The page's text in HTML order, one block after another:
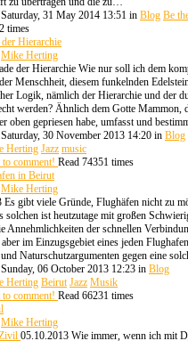
31 May 2014 13:51 in Blog Be
times
Hierarchie
Mike Herting
der Hierarchie Wie nur soll ich dem
Menschheit, diesem funkelnden
Logik, nämlich der Hierarchie und der
werden? Ähnlich dem Gotte Mammon,
oben gepriesen habe, umfasst und
30 November 2013 14:20 in Blog
Herting Jazz music
comment! Read 74351 times
in Beirut
Mike Herting
Es gibt viele Gründe, Flughäfen nicht zu
solchen ist heutzutage mit großen
Annehmlichkeiten der schnellen
im Einzugsgebiet eines jeden
Naturschutzargumenten gegen eine
06 October 2013 12:23 in Blog
Herting Beirut Jazz Musik
comment! Read 66231 times
Mike Herting
05.10.2013 Wie immer, wenn ich mit